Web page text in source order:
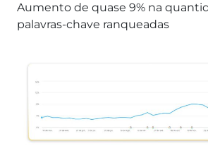
Aumento de quase 9% na
palavras-chave ranqueadas